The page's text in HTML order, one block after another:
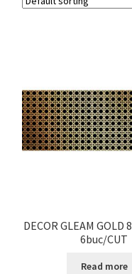
DECOR GLEAM GOLD
6buc/CUT
Read more